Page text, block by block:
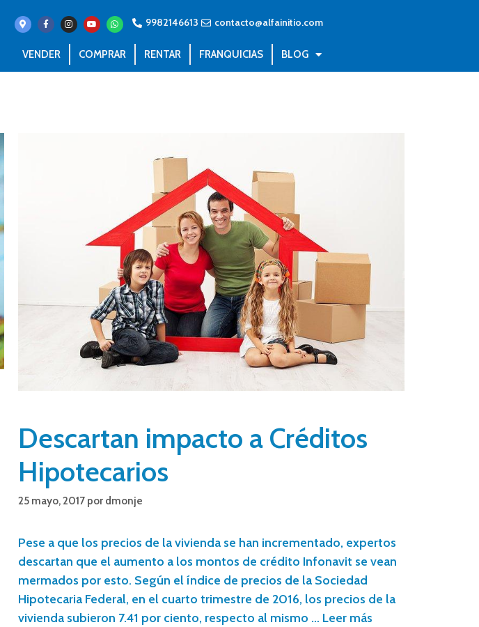
9982146613 contacto@alfainitio.com
VENDER COMPRAR RENTAR FRANQUICIAS BLOG
Descartan impacto a Créditos
Hipotecarios
25 mayo, 2017 por dmonje
Pese a que los precios de la vivienda se han incrementado, expertos
descartan que el aumento a los montos de crédito Infonavit se vean
mermados por esto. Según el índice de precios de la Sociedad
Hipotecaria Federal, en el cuarto trimestre de 2016, los precios de la
vivienda subieron 7.41 por ciento, respecto al mismo … Leer más